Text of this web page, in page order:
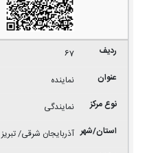
67
نماینده
نمایندگی
آذربایجان شرقی/ تبریز